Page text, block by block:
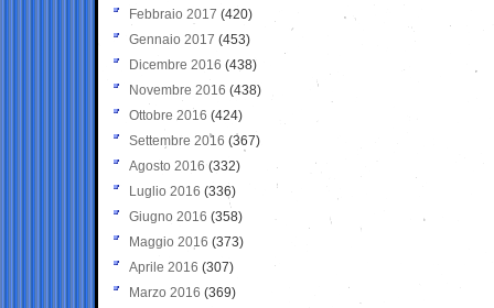
Febbraio 2017 (420)
Gennaio 2017 (453)
Dicembre 2016 (438)
Novembre 2016 (438)
Ottobre 2016 (424)
Settembre 2016 (367)
Agosto 2016 (332)
Luglio 2016 (336)
Giugno 2016 (358)
Maggio 2016 (373)
Aprile 2016 (307)
Marzo 2016 (369)